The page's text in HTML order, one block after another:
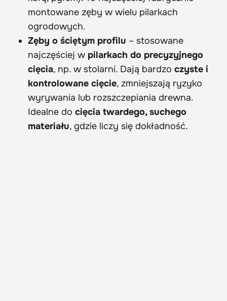
montowane zęby w wielu pilarkach
ogrodowych.
Zęby o ściętym profilu – stosowane
najczęściej w pilarkach do precyzyjnego
cięcia, np. w stolarni. Dają bardzo czyste i
kontrolowane cięcie, zmniejszają ryzyko
wyrywania lub rozszczepiania drewna.
Idealne do cięcia twardego, suchego
materiału, gdzie liczy się dokładność.